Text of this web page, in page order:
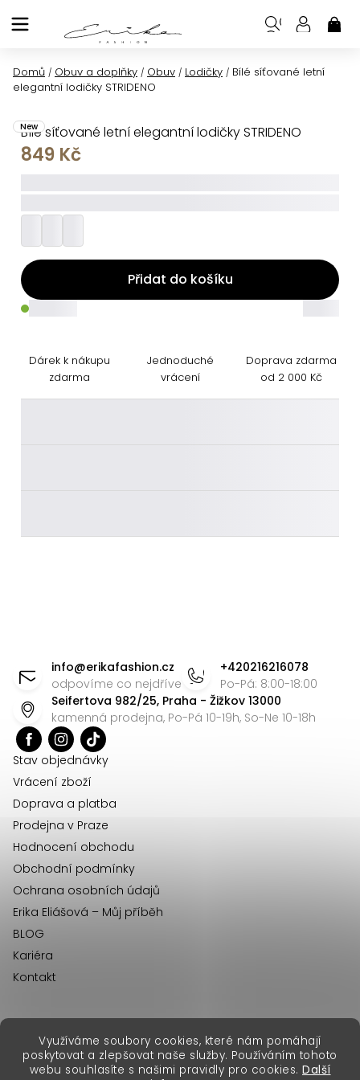
Využíváme soubory cookies, které nám pomáhají
poskytovat a zlepšovat naše služby. Používáním tohoto
webu souhlasíte s našimi pravidly pro cookies. Další
na
Domů / Obuv a doplňky / Obuv / Lodičky / Bílé síťované letní
elegantní lodičky STRIDENO
Bílé síťované letní elegantní lodičky STRIDENO
New
849 Kč
Přidat do košíku
Dárek k nákupu
zdarma
Jednoduché
vrácení
Doprava zdarma
od 2 000 Kč
info@erikafashion.cz
odpovíme co nejdříve
+420216216078
Po-Pá: 8:00-18:00
Seifertova 982/25, Praha - Žižkov 13000
kamenná prodejna, Po-Pá 10-19h, So-Ne 10-18h
Stav objednávky
Vrácení zboží
Doprava a platba
Prodejna v Praze
Hodnocení obchodu
Obchodní podmínky
Ochrana osobních údajů
Erika Eliášová – Můj příběh
BLOG
Kariéra
Kontakt
Copyright 2026Erika Fashion. Všechna práva vyhrazena.
erikafashion.sk